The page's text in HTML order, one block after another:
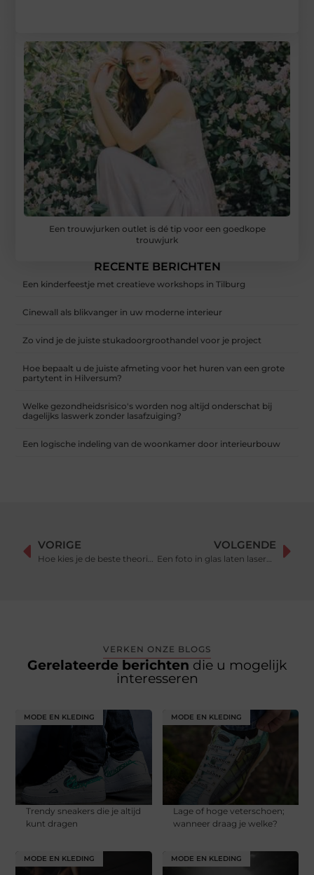
Een trouwjurken outlet is dé tip voor een goedkope
trouwjurk
RECENTE BERICHTEN
Een kinderfeestje met creatieve workshops in Tilburg
Cinewall als blikvanger in uw moderne interieur
Zo vind je de juiste stukadoorgroothandel voor je project
Hoe bepaalt u de juiste afmeting voor het huren van een grote
partytent in Hilversum?
Welke gezondheidsrisico's worden nog altijd onderschat bij
dagelijks laswerk zonder lasafzuiging?
Een logische indeling van de woonkamer door interieurbouw
VORIGE
Hoe kies je de beste theorie cursus
VOLGENDE
Een foto in glas laten laseren?
VERKEN ONZE BLOGS
Gerelateerde berichten die u mogelijk
interesseren
MODE EN KLEDING
Trendy sneakers die je altijd
kunt dragen
MODE EN KLEDING
Lage of hoge veterschoen;
wanneer draag je welke?
MODE EN KLEDING MODE EN KLEDING